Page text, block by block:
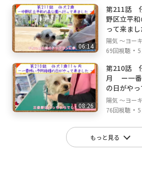
06:14
第211話
野区立平
って来まし
陽気 ～ヨー
69回視聴 ・
08:26
第210話
月 ー一番
の日がや
陽気 ～ヨー
76回視聴 ・
もっと見る